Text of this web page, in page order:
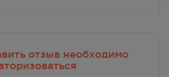
отзыв необходимо